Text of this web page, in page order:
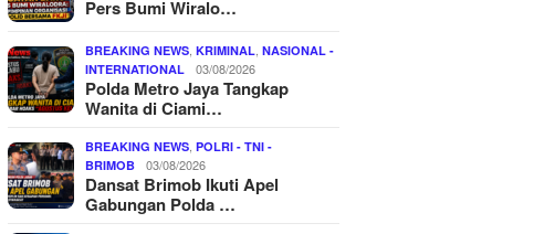
Pers Bumi Wiralo…
BREAKING NEWS ,KRIMINAL ,NASIONAL -
INTERNATIONAL
03/08/2026
Polda Metro Jaya Tangkap
Wanita di Ciami…
BREAKING NEWS ,POLRI - TNI -
BRIMOB
03/08/2026
Dansat Brimob Ikuti Apel
Gabungan Polda …